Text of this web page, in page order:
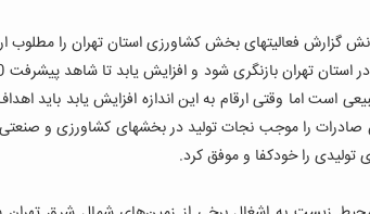
فعالیتهای بخش کشاورزی استان تهران را مطلوب
را موجب نجات تولید در بخشهای کشاورزی و
را خودکفا و موفق کرد.